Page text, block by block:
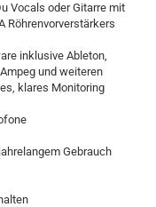
Vocals oder Gitarre mit
Röhrenvorverstärkers
inklusive Ableton,
und weiteren
klares Monitoring
Gebrauch